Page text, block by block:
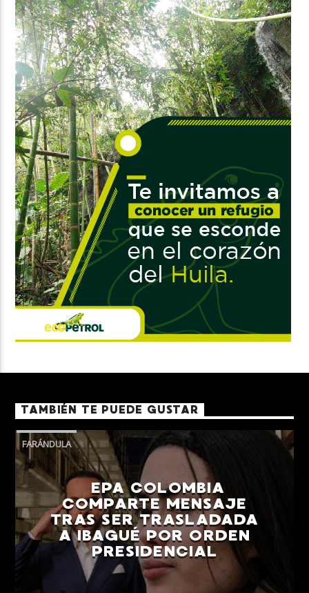
TAMBIÉN TE PUEDE GUSTAR
FARÁNDULA
EPA COLOMBIA
COMPARTE MENSAJE
TRAS SER TRASLADADA
A IBAGUÉ POR ORDEN
PRESIDENCIAL